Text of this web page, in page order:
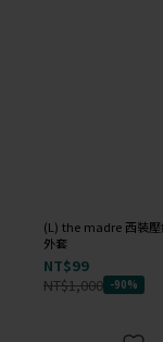
(L) the madre 西裝壓
外套
NT$99
NT$1,000 -90%